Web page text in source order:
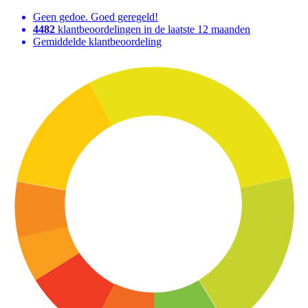
Geen gedoe. Goed geregeld!
4482 klantbeoordelingen in de laatste 12 maanden
Gemiddelde klantbeoordeling